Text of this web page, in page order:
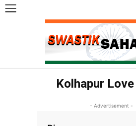
Kolhapur
- Advertisement -